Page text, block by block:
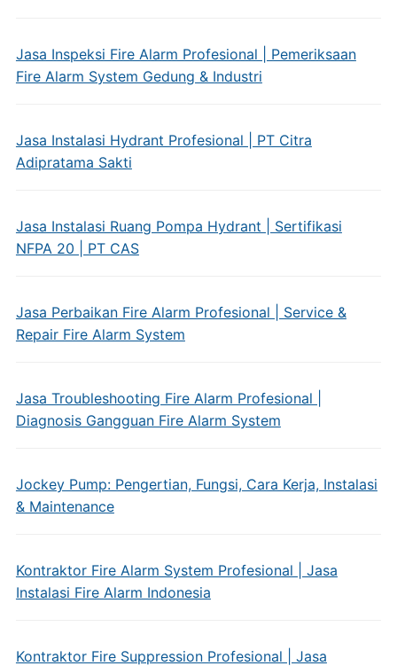
Jasa Inspeksi Fire Alarm Profesional | Pemeriksaan
Fire Alarm System Gedung & Industri
Jasa Instalasi Hydrant Profesional | PT Citra
Adipratama Sakti
Jasa Instalasi Ruang Pompa Hydrant | Sertifikasi
NFPA 20 | PT CAS
Jasa Perbaikan Fire Alarm Profesional | Service &
Repair Fire Alarm System
Jasa Troubleshooting Fire Alarm Profesional |
Diagnosis Gangguan Fire Alarm System
Jockey Pump: Pengertian, Fungsi, Cara Kerja, Instalasi
& Maintenance
Kontraktor Fire Alarm System Profesional | Jasa
Instalasi Fire Alarm Indonesia
Kontraktor Fire Suppression Profesional | Jasa